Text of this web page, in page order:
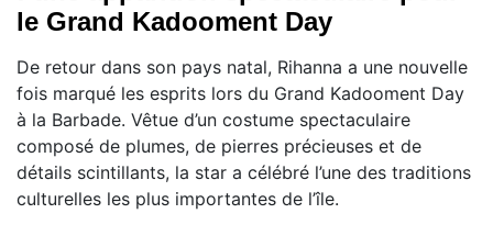
le Grand Kadooment Day
De retour dans son pays natal, Rihanna a une nouvelle
fois marqué les esprits lors du Grand Kadooment Day
à la Barbade. Vêtue d’un costume spectaculaire
composé de plumes, de pierres précieuses et de
détails scintillants, la star a célébré l’une des traditions
culturelles les plus importantes de l’île.